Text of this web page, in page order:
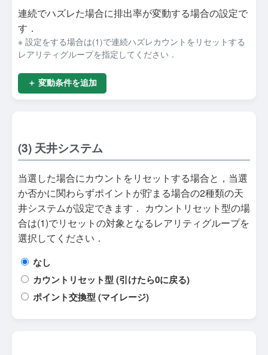
連続でハズレた場合に排出率が変動する場合の設定で
す．
※ 設定をする場合は(1)で連続ハズレカウントをリセットする
レアリティグループを指定してください．
＋ 変動条件を追加
(3) 天井システム
当選した場合にカウントをリセットする場合と，当選
か否かに関わらずポイントが貯まる場合の2種類の天
井システムが設定できます． カウントリセット型の場
合は(1)でリセットの対象となるレアリティグループを
選択してください．
なし
カウントリセット型 (引けたら0に戻る)
ポイント交換型 (マイレージ)